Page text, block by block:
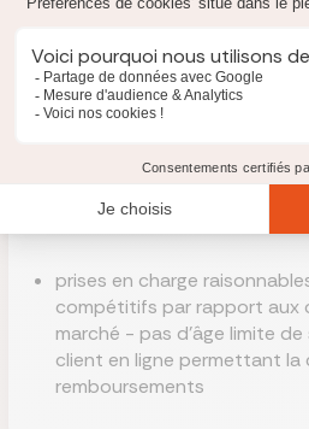
auprès de l'assureur ou en prenant
Quel est notre avis sur
Choletaise ?
prises en charge
compétitifs par rapport aux
marché - pas d'âge limite
client en ligne permettant
remboursements